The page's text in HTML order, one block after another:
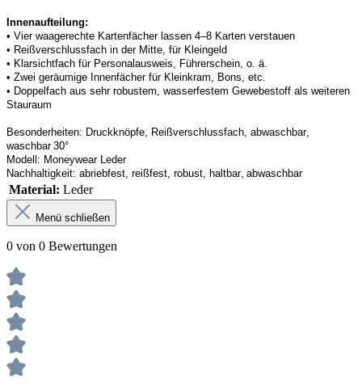
Innenaufteilung:
• Vier waagerechte Kartenfächer lassen 4–8 Karten verstauen
• Reißverschlussfach in der Mitte, für Kleingeld
• Klarsichtfach für Personalausweis, Führerschein, o. ä.
• Zwei geräumige Innenfächer für Kleinkram, Bons, etc.
• Doppelfach aus sehr robustem, wasserfestem Gewebestoff als weiteren
Stauraum
Besonderheiten: Druckknöpfe, Reißverschlussfach, abwaschbar,
waschbar 30°
Modell: Moneywear Leder
Nachhaltigkeit: abriebfest, reißfest, robust haltbar, abwaschbar
Material: Leder
Menü schließen
0 von 0 Bewertungen